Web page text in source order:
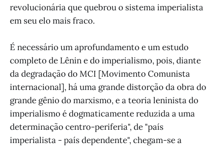
revolucionária que quebrou o sistema imperialista
em seu elo mais fraco.
É necessário um aprofundamento e um estudo
completo de Lênin e do imperialismo, pois, diante
da degradação do MCI [Movimento Comunista
internacional], há uma grande distorção da obra do
grande gênio do marxismo, e a teoria leninista do
imperialismo é dogmaticamente reduzida a uma
determinação centro-periferia", de "país
imperialista - país dependente", chegam-se a